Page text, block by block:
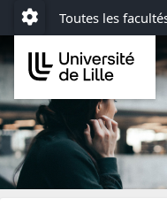
Aller au menu
Aller au contenu
Aller au pied de page
Paramétrage
Toutes les